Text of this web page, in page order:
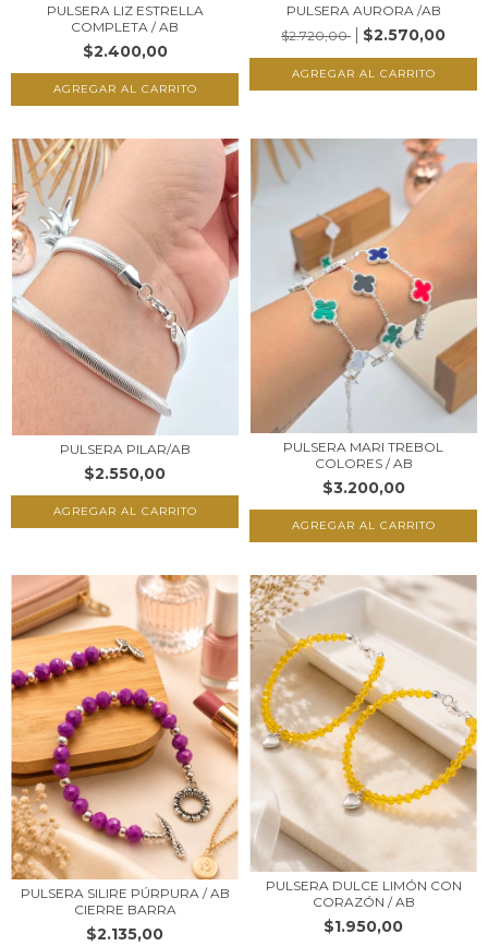
PULSERA LIZ ESTRELLA
COMPLETA / AB
$2.400,00
PULSERA AURORA /AB
$2.720,00
$2.570,00
PULSERA PILAR/AB
$2.550,00
PULSERA MARI TREBOL
COLORES / AB
$3.200,00
PULSERA SILIRE PÚRPURA / AB
CIERRE BARRA
$2.135,00
PULSERA DULCE LIMÓN CON
CORAZÓN / AB
$1.950,00